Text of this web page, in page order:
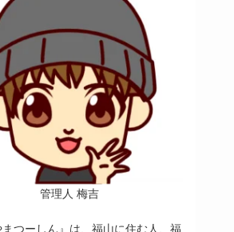
管理人 梅吉
まつーしん』は、福山に住む人、福